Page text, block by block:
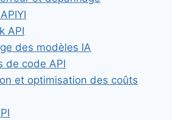
API
des modèles IA
de code API
et optimisation des coûts